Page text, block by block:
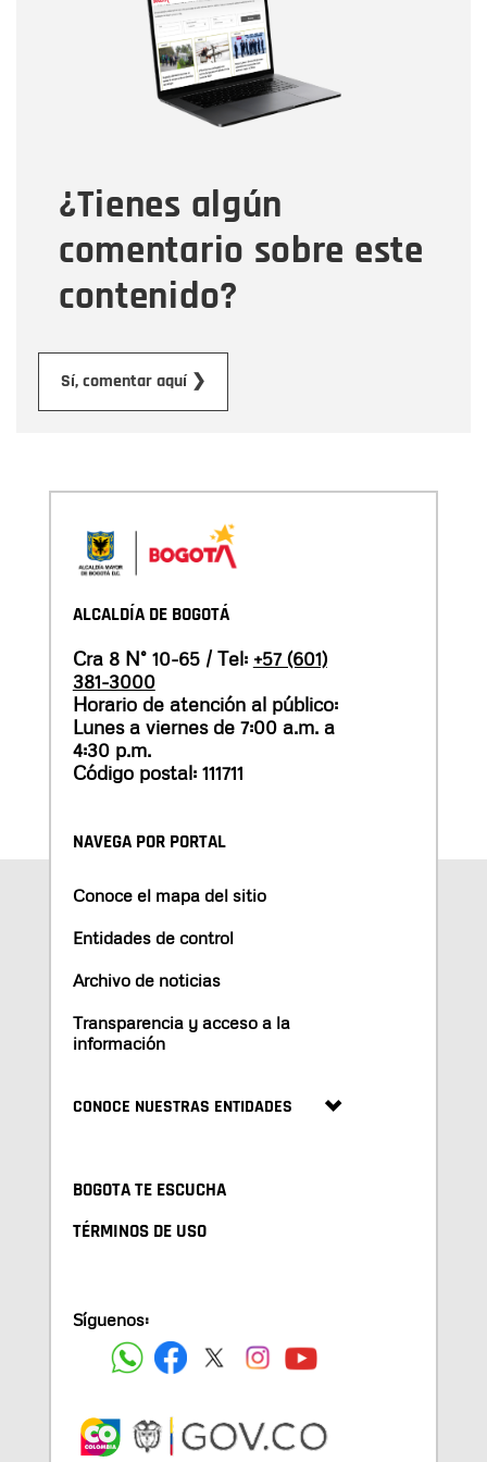
¿Tienes algún
comentario sobre este
contenido?
Sí, comentar aquí ❯
Correo electrónico
Tipo de comentario
Mensaje
ALCALDÍA DE BOGOTÁ
Cra 8 N° 10-65 / Tel: +57 (601)
381-3000
Horario de atención al público:
Lunes a viernes de 7:00 a.m. a
4:30 p.m.
Código postal: 111711
NAVEGA POR PORTAL
Conoce el mapa del sitio
Entidades de control
Archivo de noticias
Transparencia y acceso a la
información
CONOCE NUESTRAS ENTIDADES
BOGOTA TE ESCUCHA
TÉRMINOS DE USO
Síguenos: